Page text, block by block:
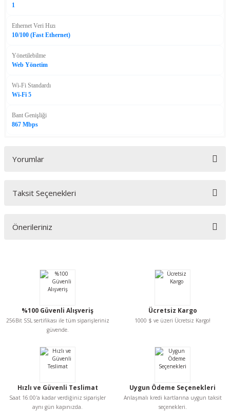
1
Ethernet Veri Hızı
10/100 (Fast Ethernet)
Yönetilebilme
Web Yönetim
Wi-Fi Standardı
Wi-Fi 5
Bant Genişliği
867 Mbps
Yorumlar
Bu ürüne ilk yorumu siz yapın!
Taksit Seçenekleri
Önerileriniz
Görüş ve önerileriniz için teşekkür ederiz.
Ürün açıklamasında eksik bilgiler bulunuyor.
Ürün bilgilerinde hatalar bulunuyor.
Bu ürüne benzer farklı alternatifler olmalı.
%100 Güvenli Alışveriş
256Bit SSL sertifikası ile tüm siparişleriniz
güvende.
Ücretsiz Kargo
1000 $ ve üzeri Ücretsiz Kargo!
Hızlı ve Güvenli Teslimat
Saat 16:00'a kadar verdiğiniz siparişler
aynı gün kapınızda.
Uygun Ödeme Seçenekleri
Anlaşmalı kredi kartlarına uygun taksit
seçenekleri.